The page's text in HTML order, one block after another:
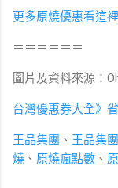
更多原燒優惠看這
＝＝＝＝＝＝
圖片及資料來源：
台灣優惠券大全》
王品集團 、 王品集
燒 、 原燒瘋點數 、